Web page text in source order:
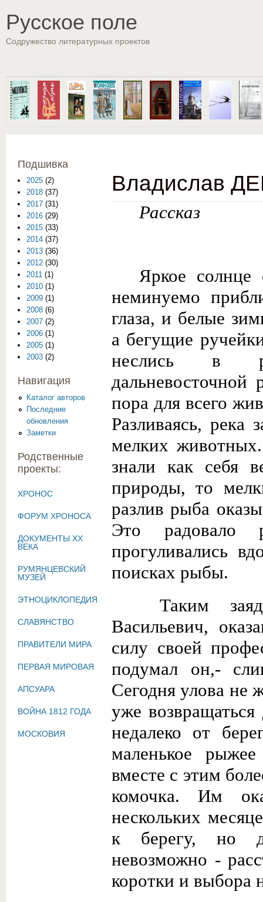
Русское поле
Содружество литературных проектов
Владислав
Рассказ
Яркое солнце
неминуемо
глаза, и белые
а бегущие
неслись в
дальневосточной
пора для всего
Разливаясь, река
мелких
знали как себя
природы, то
разлив рыба
Это радовало
прогуливались
поисках рыбы.
Таким
Васильевич,
силу своей
подумал он,-
Сегодня улова не
уже
недалеко от
маленькое
вместе с этим
комочка. Им
нескольких
к берегу, но
невозможно -
коротки и выбора
Подшивка
2025 (2)
2018 (37)
2017 (31)
2016 (29)
2015 (33)
2014 (37)
2013 (36)
2012 (30)
2011 (1)
2010 (1)
2009 (1)
2008 (6)
2007 (2)
2006 (1)
2005 (1)
2003 (2)
Навигация
Каталог авторов
Последние
обновления
Заметки
Родственные
проекты:
ХРОНОС
ФОРУМ ХРОНОСА
ДОКУМЕНТЫ XX
ВЕКА
РУМЯНЦЕВСКИЙ
МУЗЕЙ
ЭТНОЦИКЛОПЕДИЯ
СЛАВЯНСТВО
ПРАВИТЕЛИ МИРА
ПЕРВАЯ МИРОВАЯ
АПСУАРА
ВОЙНА 1812 ГОДА
МОСКОВИЯ